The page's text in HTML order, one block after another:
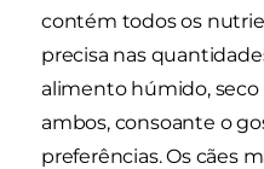
contém todos os
precisa nas
alimento húmido,
ambos, consoante o
preferências. Os cães